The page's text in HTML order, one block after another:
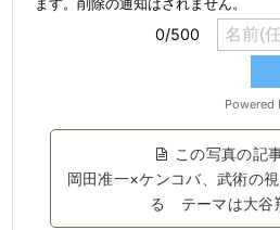
この写真の記
岡田准一×ケンコバ、武術の
る テーマは大谷